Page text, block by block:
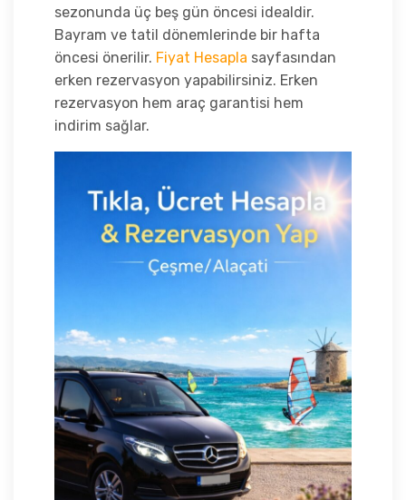
sezonunda üç beş gün öncesi idealdir.
Bayram ve tatil dönemlerinde bir hafta
öncesi önerilir. Fiyat Hesapla sayfasından
erken rezervasyon yapabilirsiniz. Erken
rezervasyon hem araç garantisi hem
indirim sağlar.